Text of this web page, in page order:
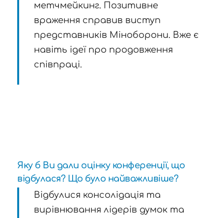
метчмейкинг. Позитивне
враження справив виступ
представників Міноборони. Вже є
навіть ідеї про продовження
співпраці.
Яку б Ви дали оцінку конференції, що
відбулася? Що було найважливіше?
Відбулися консолідація та
вирівнювання лідерів думок та